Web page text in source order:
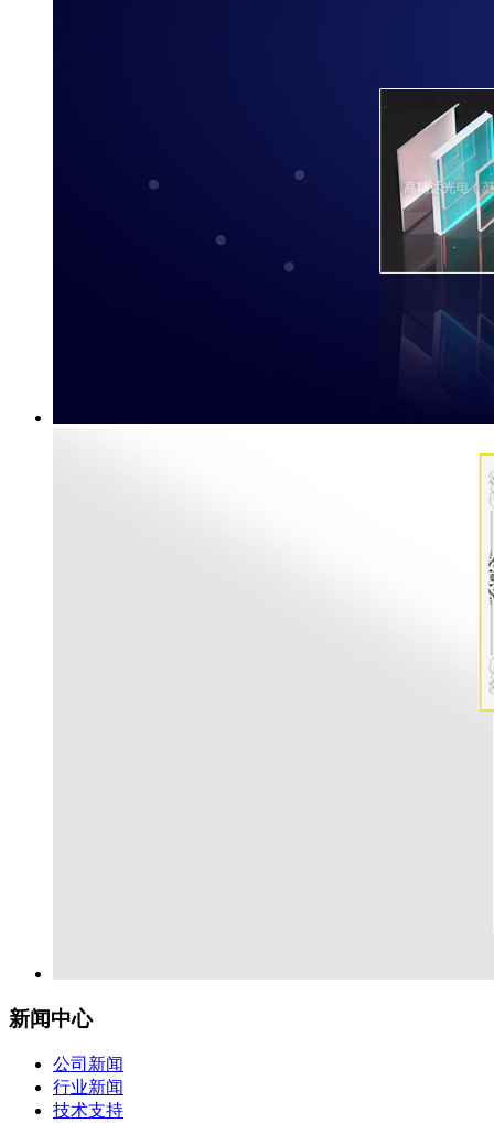
新闻中心
公司新闻
行业新闻
技术支持